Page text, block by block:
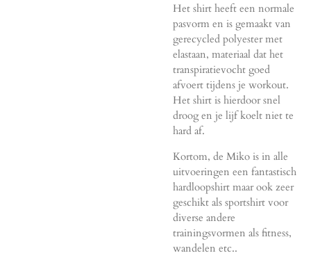
Het shirt heeft een normale
pasvorm en is gemaakt van
gerecycled polyester met
elastaan, materiaal dat het
transpiratievocht goed
afvoert tijdens je workout.
Het shirt is hierdoor snel
droog en je lijf koelt niet te
hard af.
Kortom, de Miko is in alle
uitvoeringen een fantastisch
hardloopshirt maar ook zeer
geschikt als sportshirt voor
diverse andere
trainingsvormen als fitness,
wandelen etc..